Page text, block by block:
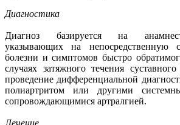
Диагностика
Диагноз базируется на
указывающих на непосредственную
болезни и симптомов быстро
случаях затяжного течения
проведение дифференциальной
полиартритом или другими
сопровождающимися артралгией.